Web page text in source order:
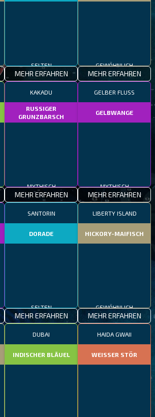
MEHR ERFAHREN MEHR ERFAHREN
KAKADU
RUSSIGER
GRUNZBARSCH
MEHR ERFAHREN
GELBER FLUSS
GELBWANGE
MEHR ERFAHREN
SANTORIN
DORADE
MEHR ERFAHREN
LIBERTY ISLAND
HICKORY-MAIFISCH
MEHR ERFAHREN
DUBAI
INDISCHER BLÄUEL
HAIDA GWAII
WEISSER STÖR